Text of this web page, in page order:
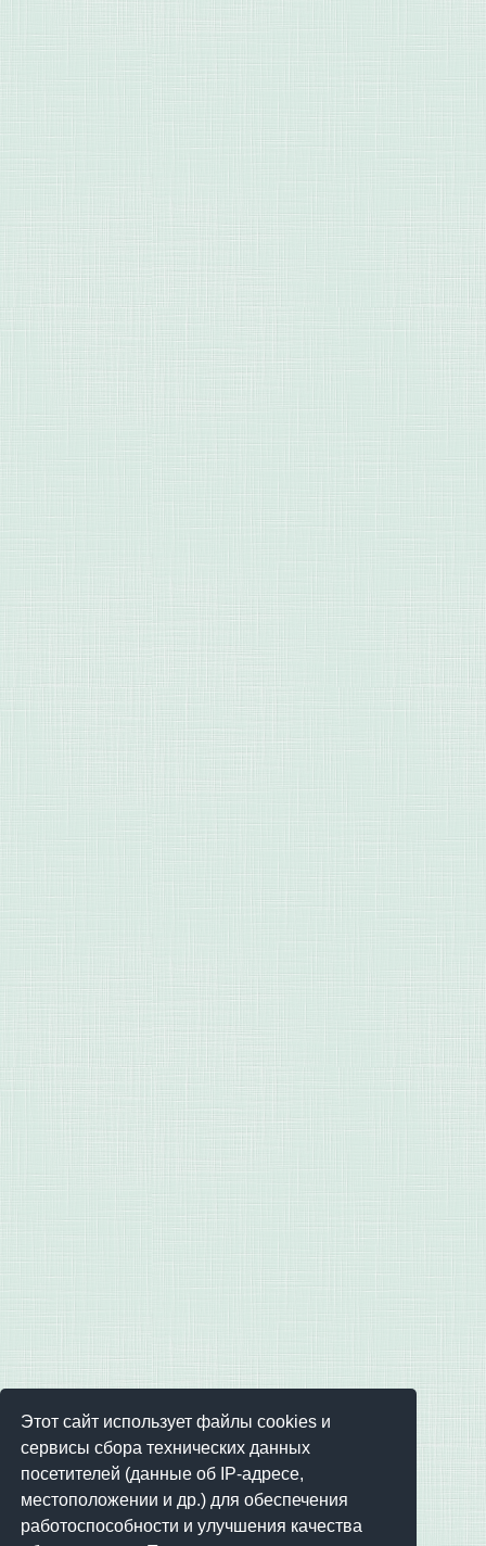
Этот сайт использует файлы cookies и
сервисы сбора технических данных
посетителей (данные об IP-адресе,
местоположении и др.) для обеспечения
работоспособности и улучшения качества